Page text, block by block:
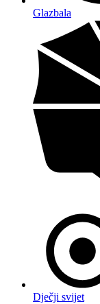
Glazbala
Dječji svijet